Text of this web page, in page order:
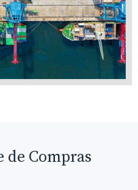
de Compras